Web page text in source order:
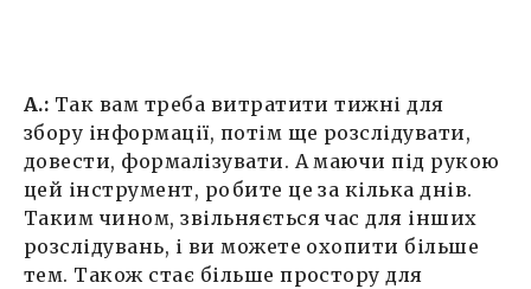
А.: Так вам треба витратити тижні для
збору інформації, потім ще розслідувати,
довести, формалізувати. А маючи під рукою
цей інструмент, робите це за кілька днів.
Таким чином, звільняється час для інших
розслідувань, і ви можете охопити більше
тем. Також стає більше простору для